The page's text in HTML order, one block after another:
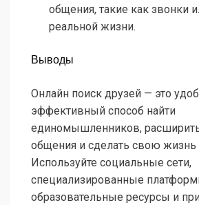
общения, такие как звонки
реальной жизни.
Выводы
Онлайн поиск друзей — это
эффективный способ найти
единомышленников,
общения и сделать свою жизнь
Используйте социальные сети,
специализированные
образовательные ресурсы и